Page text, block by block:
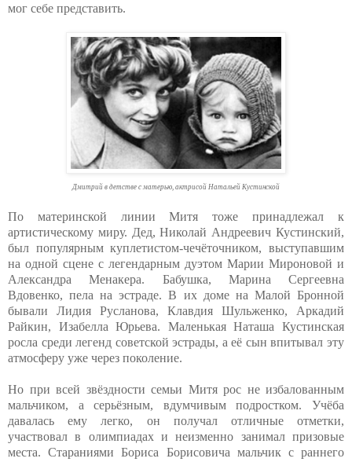
мог себе представить.
Дмитрий в детстве с матерью, актрисой Натальей Кустинской
По материнской линии Митя тоже принадлежал к
артистическому миру. Дед, Николай Андреевич Кустинский,
был популярным куплетистом-чечёточником, выступавшим
на одной сцене с легендарным дуэтом Марии Мироновой и
Александра Менакера. Бабушка, Марина Сергеевна
Вдовенко, пела на эстраде. В их доме на Малой Бронной
бывали Лидия Русланова, Клавдия Шульженко, Аркадий
Райкин, Изабелла Юрьева. Маленькая Наташа Кустинская
росла среди легенд советской эстрады, а её сын впитывал эту
атмосферу уже через поколение.
Но при всей звёздности семьи Митя рос не избалованным
мальчиком, а серьёзным, вдумчивым подростком. Учёба
давалась ему легко, он получал отличные отметки,
участвовал в олимпиадах и неизменно занимал призовые
места. Стараниями Бориса Борисовича мальчик с раннего